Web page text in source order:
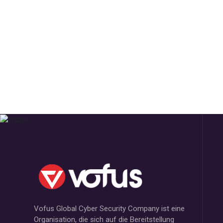
Vofus Global Cyber Security Company ist eine
Organisation, die sich auf die Bereitstellung